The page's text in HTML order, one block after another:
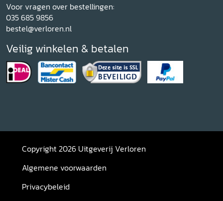
Voor vragen over bestellingen:
035 685 9856
bestel@verloren.nl
Veilig winkelen & betalen
Copyright 2026 Uitgeverij Verloren
Algemene voorwaarden
Privacybeleid